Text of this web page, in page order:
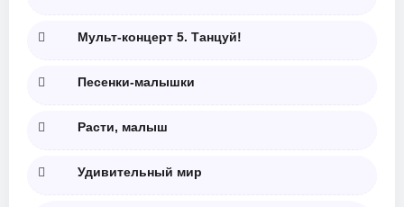
Мульт-концерт 5. Танцуй!
Песенки-малышки
Расти, малыш
Удивительный мир